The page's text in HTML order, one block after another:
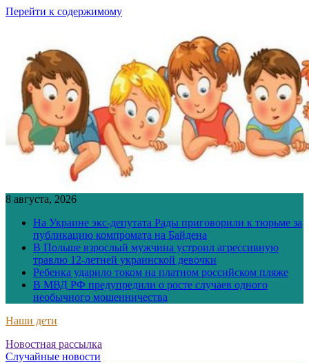
Перейти к содержимому
8 августа, 2026
На Украине экс-депутата Рады приговорили к тюрьме за
публикацию компромата на Байдена
В Польше взрослый мужчина устроил агрессивную
травлю 12-летней украинской девочки
Ребенка ударило током на платном российском пляже
В МВД РФ предупредили о росте случаев одного
необычного мошенничества
Наши дети
Новостная рассылка
Случайные новости